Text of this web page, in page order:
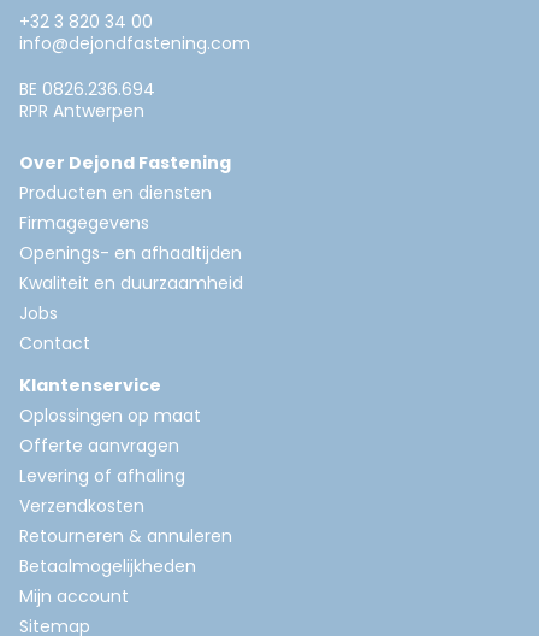
+32 3 820 34 00
info@dejondfastening.com
BE 0826.236.694
RPR Antwerpen
Over Dejond Fastening
Producten en diensten
Firmagegevens
Openings- en afhaaltijden
Kwaliteit en duurzaamheid
Jobs
Contact
Klantenservice
Oplossingen op maat
Offerte aanvragen
Levering of afhaling
Verzendkosten
Retourneren & annuleren
Betaalmogelijkheden
Mijn account
Sitemap